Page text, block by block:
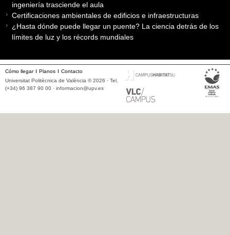
ingeniería trasciende el aula
Certificaciones ambientales de edificios e infraestructuras
¿Hasta dónde puede llegar un puente? La ciencia detrás de los
límites de luz y los récords mundiales
Cómo llegar Planos
Contacto
Universitat Politècnica de València © 2026 · Tel.
(+34) 96 387 90 00 · informacion@upv.es